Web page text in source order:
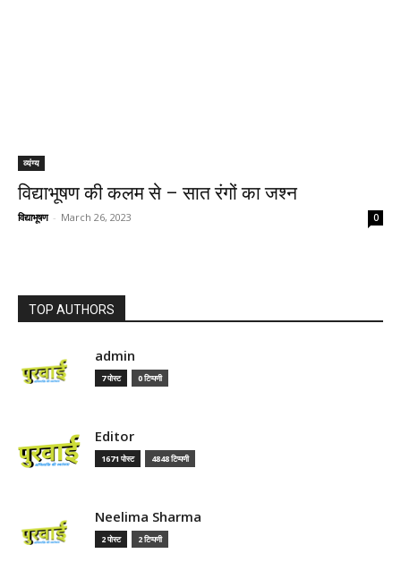
व्यंग्य
विद्याभूषण की कलम से – सात रंगों का जश्न
विद्याभूषण - March 26, 2023 0
TOP AUTHORS
admin
7 पोस्ट 0 टिप्पणी
Editor
1671 पोस्ट 4848 टिप्पणी
Neelima Sharma
2 पोस्ट 2 टिप्पणी